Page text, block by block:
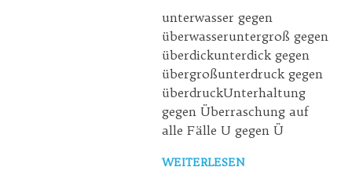
unterwasser gegen
überwasseruntergroß gegen
überdickunterdick gegen
übergroßunterdruck gegen
überdruckUnterhaltung
gegen Überraschung auf
alle Fälle U gegen Ü
WEITERLESEN